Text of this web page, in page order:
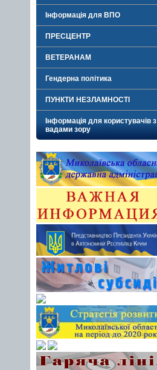
Інформація для ВПО
ПРЕСЦЕНТР
ВЕТЕРАНАМ
Гендерна політика
ПУНКТИ НЕЗЛАМНОСТІ
Інформація для користувачів з
вадами зору